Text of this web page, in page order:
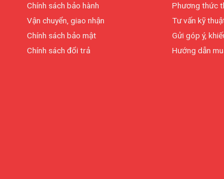
Chính sách bảo hành
Vận chuyển, giao nhận
Chính sách bảo mật
Chính sách đổi trả
Phương thức
Tư vấn kỹ
Gửi góp ý,
Hướng dẫn